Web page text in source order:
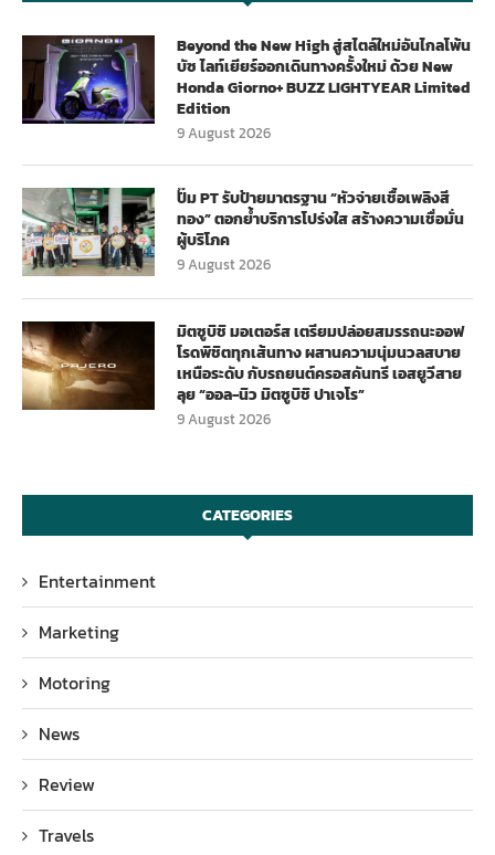
Beyond the New High สู่สไตล์ใหม่อันไกลโพ้น
บัซ ไลท์เยียร์ออกเดินทางครั้งใหม่ ด้วย New
Honda Giorno+ BUZZ LIGHTYEAR Limited
Edition
9 August 2026
ปั๊ม PT รับป้ายมาตรฐาน “หัวจ่ายเชื้อเพลิงสี
ทอง” ตอกย้ำบริการโปร่งใส สร้างความเชื่อมั่น
ผู้บริโภค
9 August 2026
มิตซูบิชิ มอเตอร์ส เตรียมปล่อยสมรรถนะออฟ
โรดพิชิตทุกเส้นทาง ผสานความนุ่มนวลสบาย
เหนือระดับ กับรถยนต์ครอสคันทรี เอสยูวีสาย
ลุย “ออล-นิว มิตซูบิชิ ปาเจโร”
9 August 2026
CATEGORIES
Entertainment
Marketing
Motoring
News
Review
Travels